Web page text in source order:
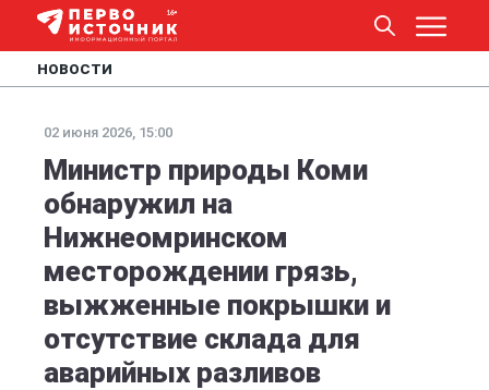
НОВОСТИ
02 июня 2026, 15:00
Министр природы Коми
обнаружил на
Нижнеомринском
месторождении грязь,
выжженные покрышки и
отсутствие склада для
аварийных разливов